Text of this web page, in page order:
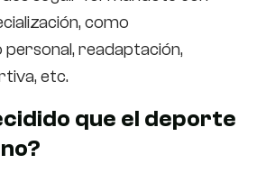
como
readaptación,
etc.
que el deporte